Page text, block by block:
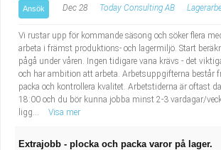
Ansök Dec 28 Today Consulting AB
Vi rustar upp för kommande säsong och söker flera
arbeta i främst produktions- och lagermiljö. Start
pågå under våren. Ingen tidigare vana krävs - det
och har ambition att arbeta. Arbetsuppgifterna består
packa och kontrollera kvalitet. Arbetstiderna är oftast
18:00 och du bör kunna jobba minst 2-3 vardagar/
ligg...
Visa mer
Extrajobb - plocka och packa varor på lager.